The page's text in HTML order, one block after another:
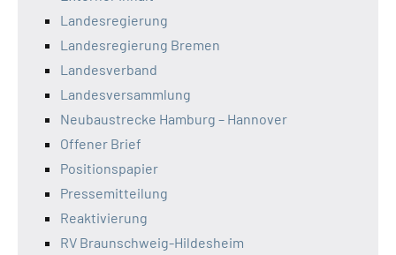
Landesregierung
Landesregierung Bremen
Landesverband
Landesversammlung
Neubaustrecke Hamburg – Hannover
Offener Brief
Positionspapier
Pressemitteilung
Reaktivierung
RV Braunschweig-Hildesheim